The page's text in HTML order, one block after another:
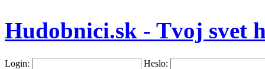
Hudobnici.sk - Tvoj svet
Login: Heslo: